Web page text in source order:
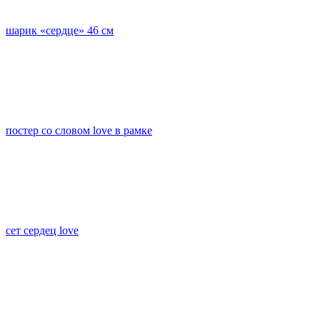
шарик «сердце» 46 см
постер со словом love в рамке
сет сердец love